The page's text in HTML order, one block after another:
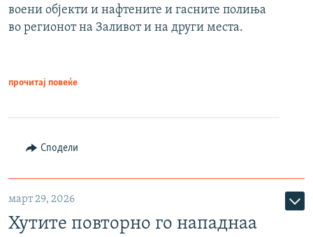
воени објекти и нафтените и гасните полиња
во регионот на Заливот и на други места.
прочитај повеќе
Сподели
март 29, 2026
Хутите повторно го нападнаа